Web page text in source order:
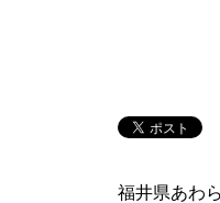
福井県あわ